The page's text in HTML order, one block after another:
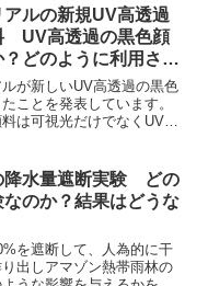
るのかを知ることができ
ルの新規UV高透過
UV高透過の黒色顔
どのように利用され
が新しいUV高透過の黒色
ことを発表しています。
は可視光だけでなくUVも
過させたのか、その応用例
とができます。
降水量遮断実験 どの
なのか？結果はどうな
を遮断して、人為的に干
出しアマゾン熱帯雨林の